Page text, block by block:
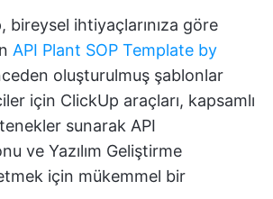
bireysel ihtiyaçlarınıza göre
API Plant SOP Template by
oluşturulmuş şablonlar
için ClickUp araçları, kapsamlı
sunarak API
ve Yazılım Geliştirme
için mükemmel bir